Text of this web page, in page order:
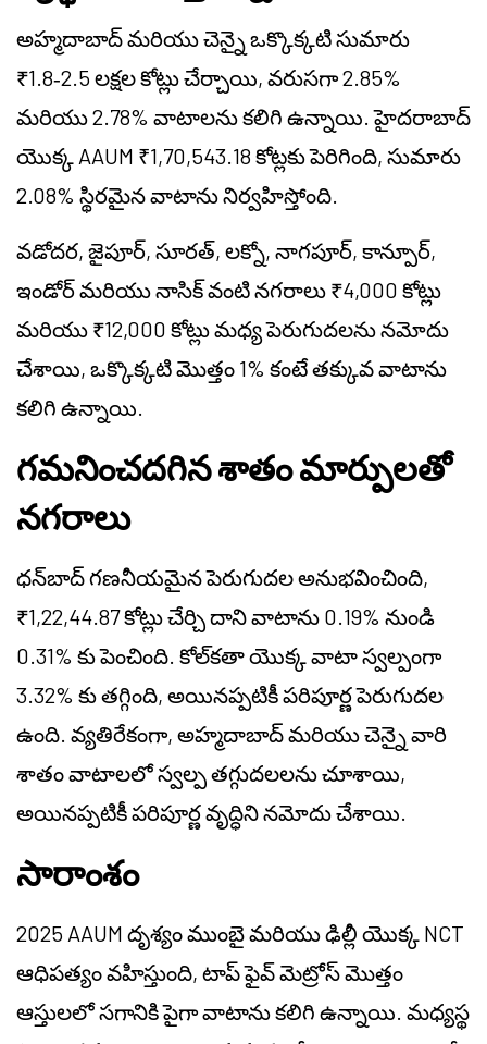
అహ్మదాబాద్ మరియు చెన్నై ఒక్కొక్కటి సుమారు
₹1.8‑2.5 లక్షల కోట్లు చేర్చాయి, వరుసగా 2.85%
మరియు 2.78% వాటాలను కలిగి ఉన్నాయి. హైదరాబాద్
యొక్క AAUM ₹1,70,543.18 కోట్లకు పెరిగింది, సుమారు
2.08% స్థిరమైన వాటాను నిర్వహిస్తోంది.
వడోదర, జైపూర్, సూరత్, లక్నో, నాగపూర్, కాన్పూర్,
ఇండోర్ మరియు నాసిక్ వంటి నగరాలు ₹4,000 కోట్లు
మరియు ₹12,000 కోట్లు మధ్య పెరుగుదలను నమోదు
చేశాయి, ఒక్కొక్కటి మొత్తం 1% కంటే తక్కువ వాటాను
కలిగి ఉన్నాయి.
గమనించదగిన శాతం మార్పులతో
నగరాలు
ధన్‌బాద్ గణనీయమైన పెరుగుదల అనుభవించింది,
₹1,22,44.87 కోట్లు చేర్చి దాని వాటాను 0.19% నుండి
0.31% కు పెంచింది. కోల్‌కతా యొక్క వాటా స్వల్పంగా
3.32% కు తగ్గింది, అయినప్పటికీ పరిపూర్ణ పెరుగుదల
ఉంది. వ్యతిరేకంగా, అహ్మదాబాద్ మరియు చెన్నై వారి
శాతం వాటాలలో స్వల్ప తగ్గుదలలను చూశాయి,
అయినప్పటికీ పరిపూర్ణ వృద్ధిని నమోదు చేశాయి.
సారాంశం
2025 AAUM దృశ్యం ముంబై మరియు ఢిల్లీ యొక్క NCT
ఆధిపత్యం వహిస్తుంది, టాప్ ఫైవ్ మెట్రోస్ మొత్తం
ఆస్తులలో సగానికి పైగా వాటాను కలిగి ఉన్నాయి. మధ్యస్థ